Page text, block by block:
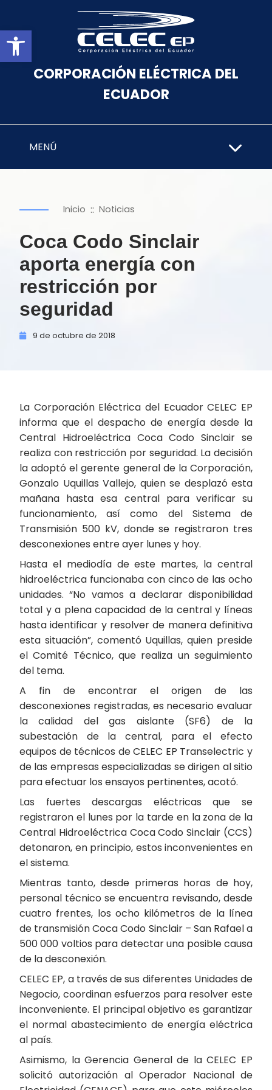
Abrir barra de herramientas
CORPORACIÓN ELÉCTRICA DEL
ECUADOR
MENÚ
Inicio :: Noticias
Coca Codo Sinclair
aporta energía con
restricción por
seguridad
9 de octubre de 2018
La Corporación Eléctrica del Ecuador CELEC EP
informa que el despacho de energía desde la
Central Hidroeléctrica Coca Codo Sinclair se
realiza con restricción por seguridad. La decisión
la adoptó el gerente general de la Corporación,
Gonzalo Uquillas Vallejo, quien se desplazó esta
mañana hasta esa central para verificar su
funcionamiento, así como del Sistema de
Transmisión 500 kV, donde se registraron tres
desconexiones entre ayer lunes y hoy.
Hasta el mediodía de este martes, la central
hidroeléctrica funcionaba con cinco de las ocho
unidades. “No vamos a declarar disponibilidad
total y a plena capacidad de la central y líneas
hasta identificar y resolver de manera definitiva
esta situación”, comentó Uquillas, quien preside
el Comité Técnico, que realiza un seguimiento
del tema.
A fin de encontrar el origen de las
desconexiones registradas, es necesario evaluar
la calidad del gas aislante (SF6) de la
subestación de la central, para el efecto
equipos de técnicos de CELEC EP Transelectric y
de las empresas especializadas se dirigen al sitio
para efectuar los ensayos pertinentes, acotó.
Las fuertes descargas eléctricas que se
registraron el lunes por la tarde en la zona de la
Central Hidroeléctrica Coca Codo Sinclair (CCS)
detonaron, en principio, estos inconvenientes en
el sistema.
Mientras tanto, desde primeras horas de hoy,
personal técnico se encuentra revisando, desde
cuatro frentes, los ocho kilómetros de la línea
de transmisión Coca Codo Sinclair – San Rafael a
500 000 voltios para detectar una posible causa
de la desconexión.
CELEC EP, a través de sus diferentes Unidades de
Negocio, coordinan esfuerzos para resolver este
inconveniente. El principal objetivo es garantizar
el normal abastecimiento de energía eléctrica
al país.
Asimismo, la Gerencia General de la CELEC EP
solicitó autorización al Operador Nacional de